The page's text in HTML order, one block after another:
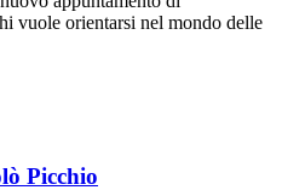
vuole orientarsi nel mondo delle
Picchio